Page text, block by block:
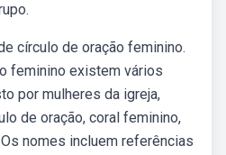
círculo de oração feminino.
feminino existem vários
por mulheres da igreja,
de oração, coral feminino,
nomes incluem referências